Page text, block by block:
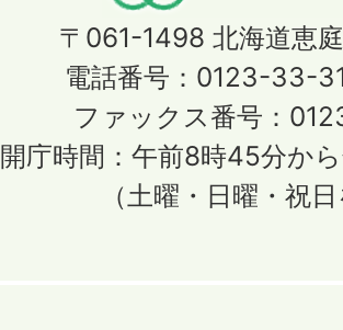
〒061-1498 北海道恵
電話番号：0123-33-
ファックス番号：
開庁時間：午前8時45分か
（土曜・日曜・祝